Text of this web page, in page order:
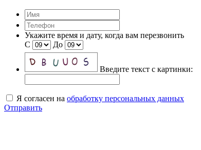
Укажите время и дату, когда вам перезвонить
С
До
Введите текст с картинки:
Я согласен на обработку персональных данных
Отправить